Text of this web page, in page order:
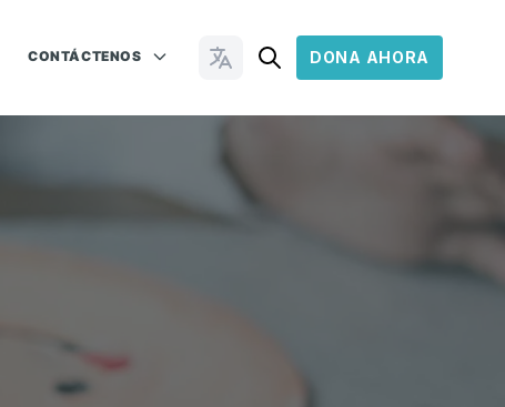
CONTÁCTENOS Cambiar idiomaDONA AHORA